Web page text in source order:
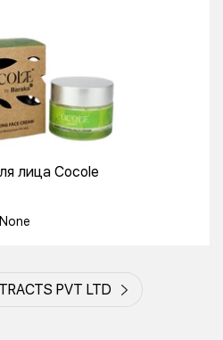
лица Cocole
PVT LTD